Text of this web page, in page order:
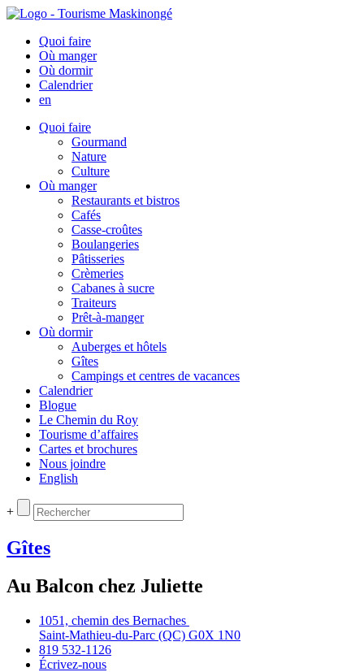
Quoi faire
Où manger
Où dormir
Calendrier
en
Quoi faire
Gourmand
Nature
Culture
Où manger
Restaurants et bistros
Cafés
Casse-croûtes
Boulangeries
Pâtisseries
Crèmeries
Cabanes à sucre
Traiteurs
Prêt-à-manger
Où dormir
Auberges et hôtels
Gîtes
Campings et centres de vacances
Calendrier
Blogue
Le Chemin du Roy
Tourisme d’affaires
Cartes et brochures
Nous joindre
English
+
Gîtes
Au Balcon chez Juliette
1051, chemin des Bernaches
Saint‑Mathieu‑du‑Parc (QC) G0X 1N0
819 532‑1126
Écrivez‑nous